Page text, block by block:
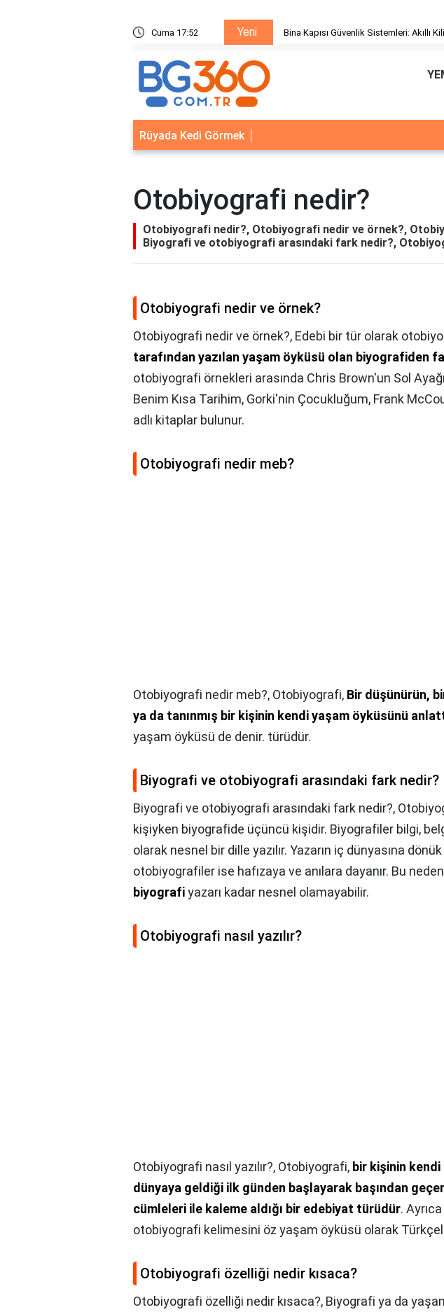
Cuma 17:53 Yeni
Güvenlik Sistemleri: Akıllı Kilit ve Çelik Gövde Çözümleri Ödeal Müşteri Hizmetleri
Rüyada Kedi Görmek
Otobiyografi nedir?
Otobiyografi nedir?, Otobiyografi nedir ve örnek?,
Biyografi ve otobiyografi arasındaki fark nedir?,
Otobiyografi nedir ve örnek?
Otobiyografi nedir ve örnek?, Edebi bir tür olarak
tarafından yazılan yaşam öyküsü olan biyografiden
otobiyografi örnekleri arasında Chris Brown'un Sol
Benim Kısa Tarihim, Gorki'nin Çocukluğum, Frank
adlı kitaplar bulunur.
Otobiyografi nedir meb?
Otobiyografi nedir meb?, Otobiyografi, Bir düşünürün,
ya da tanınmış bir kişinin kendi yaşam öyküsünü
yaşam öyküsü de denir. türüdür.
Biyografi ve otobiyografi arasındaki fark nedir?
Biyografi ve otobiyografi arasındaki fark nedir?,
kişiyken biyografide üçüncü kişidir. Biyografiler bilgi,
olarak nesnel bir dille yazılır. Yazarın iç dünyasına
otobiyografiler ise hafızaya ve anılara dayanır. Bu
biyografiyazarı kadar nesnel olamayabilir.
Otobiyografi nasıl yazılır?
Otobiyografi nasıl yazılır?, Otobiyografi, bir kişinin
dünyaya geldiği ilk günden başlayarak başından
cümleleri ile kaleme aldığı bir edebiyat türüdür.
otobiyografi kelimesini öz yaşam öyküsü olarak
Otobiyografi özelliği nedir kısaca?
Otobiyografi özelliği nedir kısaca?, Biyografi ya da